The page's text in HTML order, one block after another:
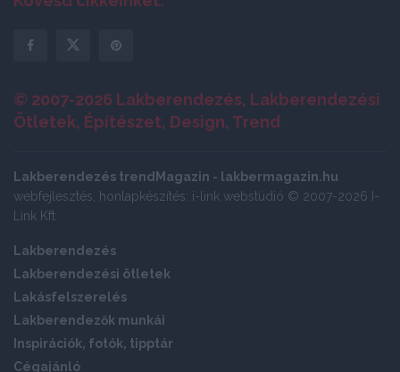
© 2007-2026 Lakberendezés, Lakberendezési
Ötletek, Építészet, Design, Trend
Lakberendezés trendMagazin - lakbermagazin.hu
webfejlesztés, honlapkészítés: i-link webstúdió © 2007-2026 I-
Link Kft
Lakberendezés
Lakberendezési ötletek
Lakásfelszerelés
Lakberendezők munkái
Inspirációk, fotók, tipptár
Cégajánló